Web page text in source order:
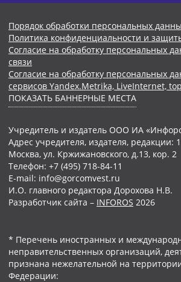
Порядок обработки персональных
Политика конфиденциальности и
Согласие на обработку персональных
связи
Согласие на обработку персональных
сервисов Yandex.Metrika, LiveInternet,
ПОКАЗАТЬ БАННЕРНЫЕ МЕСТА
Учредитель и издатель ООО ИА
Адрес учредителя, издателя, редакции:
Москва, ул. Кржижановского, д.13, кор. 2
Телефон: +7 (495) 718-84-11
E-mail: info@gorcomvest.ru
И.О. главного редактора Дорохова Н.В.
Разработчик сайта – INFOROS 2026
* Перечень иностранных и
неправительственных организаций,
признана нежелательной на
Федерации: